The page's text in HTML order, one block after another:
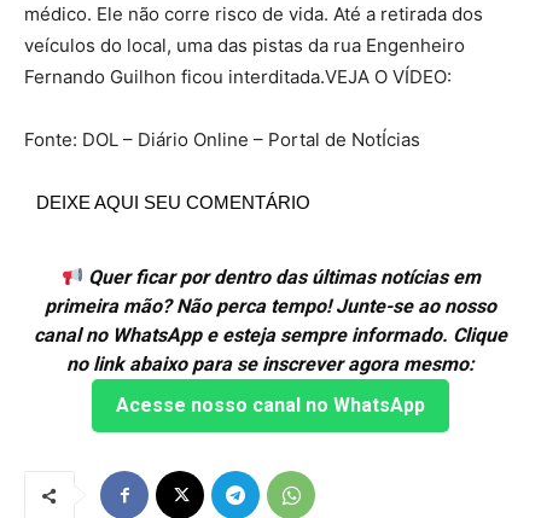
médico. Ele não corre risco de vida. Até a retirada dos
veículos do local, uma das pistas da rua Engenheiro
Fernando Guilhon ficou interditada.VEJA O VÍDEO:
Fonte: DOL – Diário Online – Portal de NotÍcias
DEIXE AQUI SEU COMENTÁRIO
Quer ficar por dentro das últimas notícias em
primeira mão? Não perca tempo! Junte-se ao nosso
canal no WhatsApp e esteja sempre informado. Clique
no link abaixo para se inscrever agora mesmo:
Acesse nosso canal no WhatsApp